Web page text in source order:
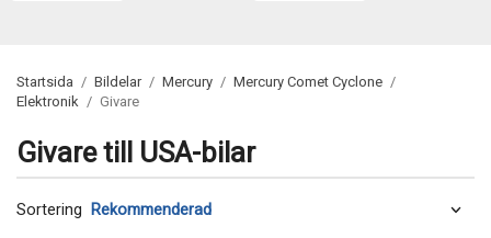
Startsida / Bildelar / Mercury / Mercury Comet Cyclone /
Elektronik / Givare
Givare till USA-bilar
Sortering